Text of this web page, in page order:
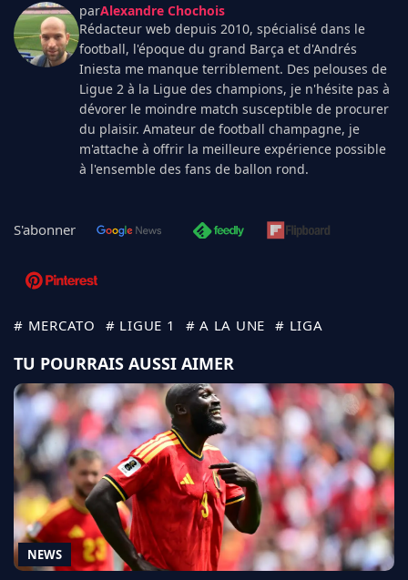
parAlexandre Chochois
Rédacteur web depuis 2010, spécialisé dans le
football, l'époque du grand Barça et d'Andrés
Iniesta me manque terriblement. Des pelouses de
Ligue 2 à la Ligue des champions, je n'hésite pas à
dévorer le moindre match susceptible de procurer
du plaisir. Amateur de football champagne, je
m'attache à offrir la meilleure expérience possible
à l'ensemble des fans de ballon rond.
S'abonner
# MERCATO # LIGUE 1 # A LA UNE # LIGA
TU POURRAIS AUSSI AIMER
NEWS